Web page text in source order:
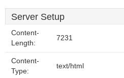
Server Setup
Content-
Length:
7231
Content-
Type:
text/html